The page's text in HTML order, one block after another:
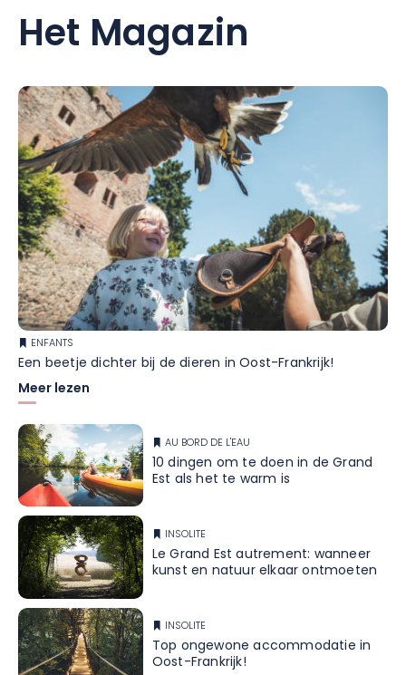
Het Magazin
ENFANTS
Een beetje dichter bij de dieren in Oost-Frankrijk!
Meer lezen
AU BORD DE L'EAU
10 dingen om te doen in de Grand
Est als het te warm is
INSOLITE
Le Grand Est autrement: wanneer
kunst en natuur elkaar ontmoeten
INSOLITE
Top ongewone accommodatie in
Oost-Frankrijk!